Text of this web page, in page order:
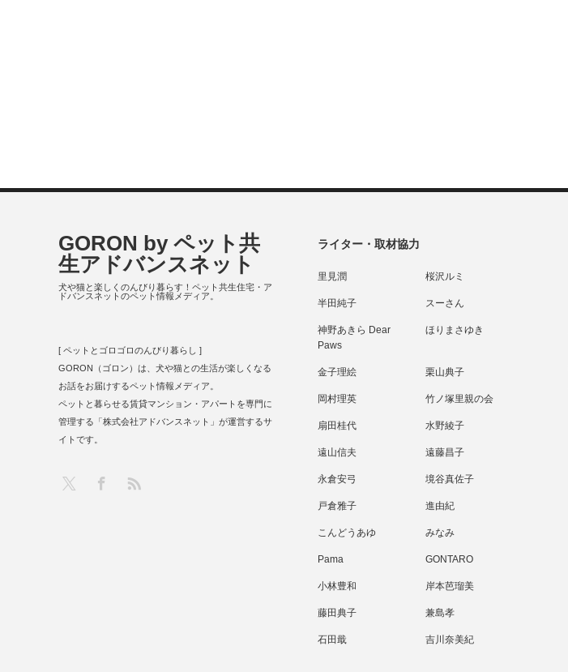
ライター・取材協力
里見潤 桜沢ルミ
半田純子 スーさん
神野あきら Dear
Paws
ほりまさゆき
金子理絵 栗山典子
岡村理英 竹ノ塚里親の会
扇田桂代 水野綾子
遠山信夫 遠藤昌子
永倉安弓 境谷真佐子
戸倉雅子 進由紀
こんどうあゆ みなみ
Pama GONTARO
小林豊和 岸本芭瑠美
藤田典子 兼島孝
石田戢 吉川奈美紀
GORON by ペット共
生アドバンスネット
犬や猫と楽しくのんびり暮らす！ペット共生住宅・ア
ドバンスネットのペット情報メディア。
[ ペットとゴロゴロのんびり暮らし ]
GORON（ゴロン）は、犬や猫との生活が楽しくなる
お話をお届けするペット情報メディア。
ペットと暮らせる賃貸マンション・アパートを専門に
管理する「株式会社アドバンスネット」が運営するサ
イトです。
Facebook
RSS